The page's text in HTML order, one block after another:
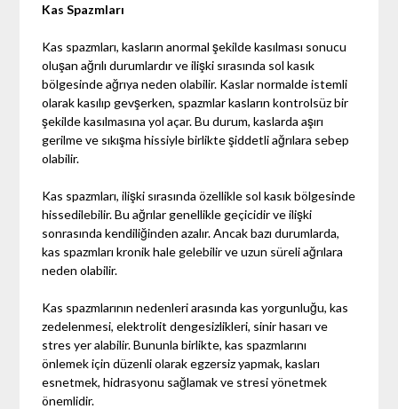
Kas Spazmları
Kas spazmları, kasların anormal şekilde kasılması sonucu
oluşan ağrılı durumlardır ve ilişki sırasında sol kasık
bölgesinde ağrıya neden olabilir. Kaslar normalde istemli
olarak kasılıp gevşerken, spazmlar kasların kontrolsüz bir
şekilde kasılmasına yol açar. Bu durum, kaslarda aşırı
gerilme ve sıkışma hissiyle birlikte şiddetli ağrılara sebep
olabilir.
Kas spazmları, ilişki sırasında özellikle sol kasık bölgesinde
hissedilebilir. Bu ağrılar genellikle geçicidir ve ilişki
sonrasında kendiliğinden azalır. Ancak bazı durumlarda,
kas spazmları kronik hale gelebilir ve uzun süreli ağrılara
neden olabilir.
Kas spazmlarının nedenleri arasında kas yorgunluğu, kas
zedelenmesi, elektrolit dengesizlikleri, sinir hasarı ve
stres yer alabilir. Bununla birlikte, kas spazmlarını
önlemek için düzenli olarak egzersiz yapmak, kasları
esnetmek, hidrasyonu sağlamak ve stresi yönetmek
önemlidir.